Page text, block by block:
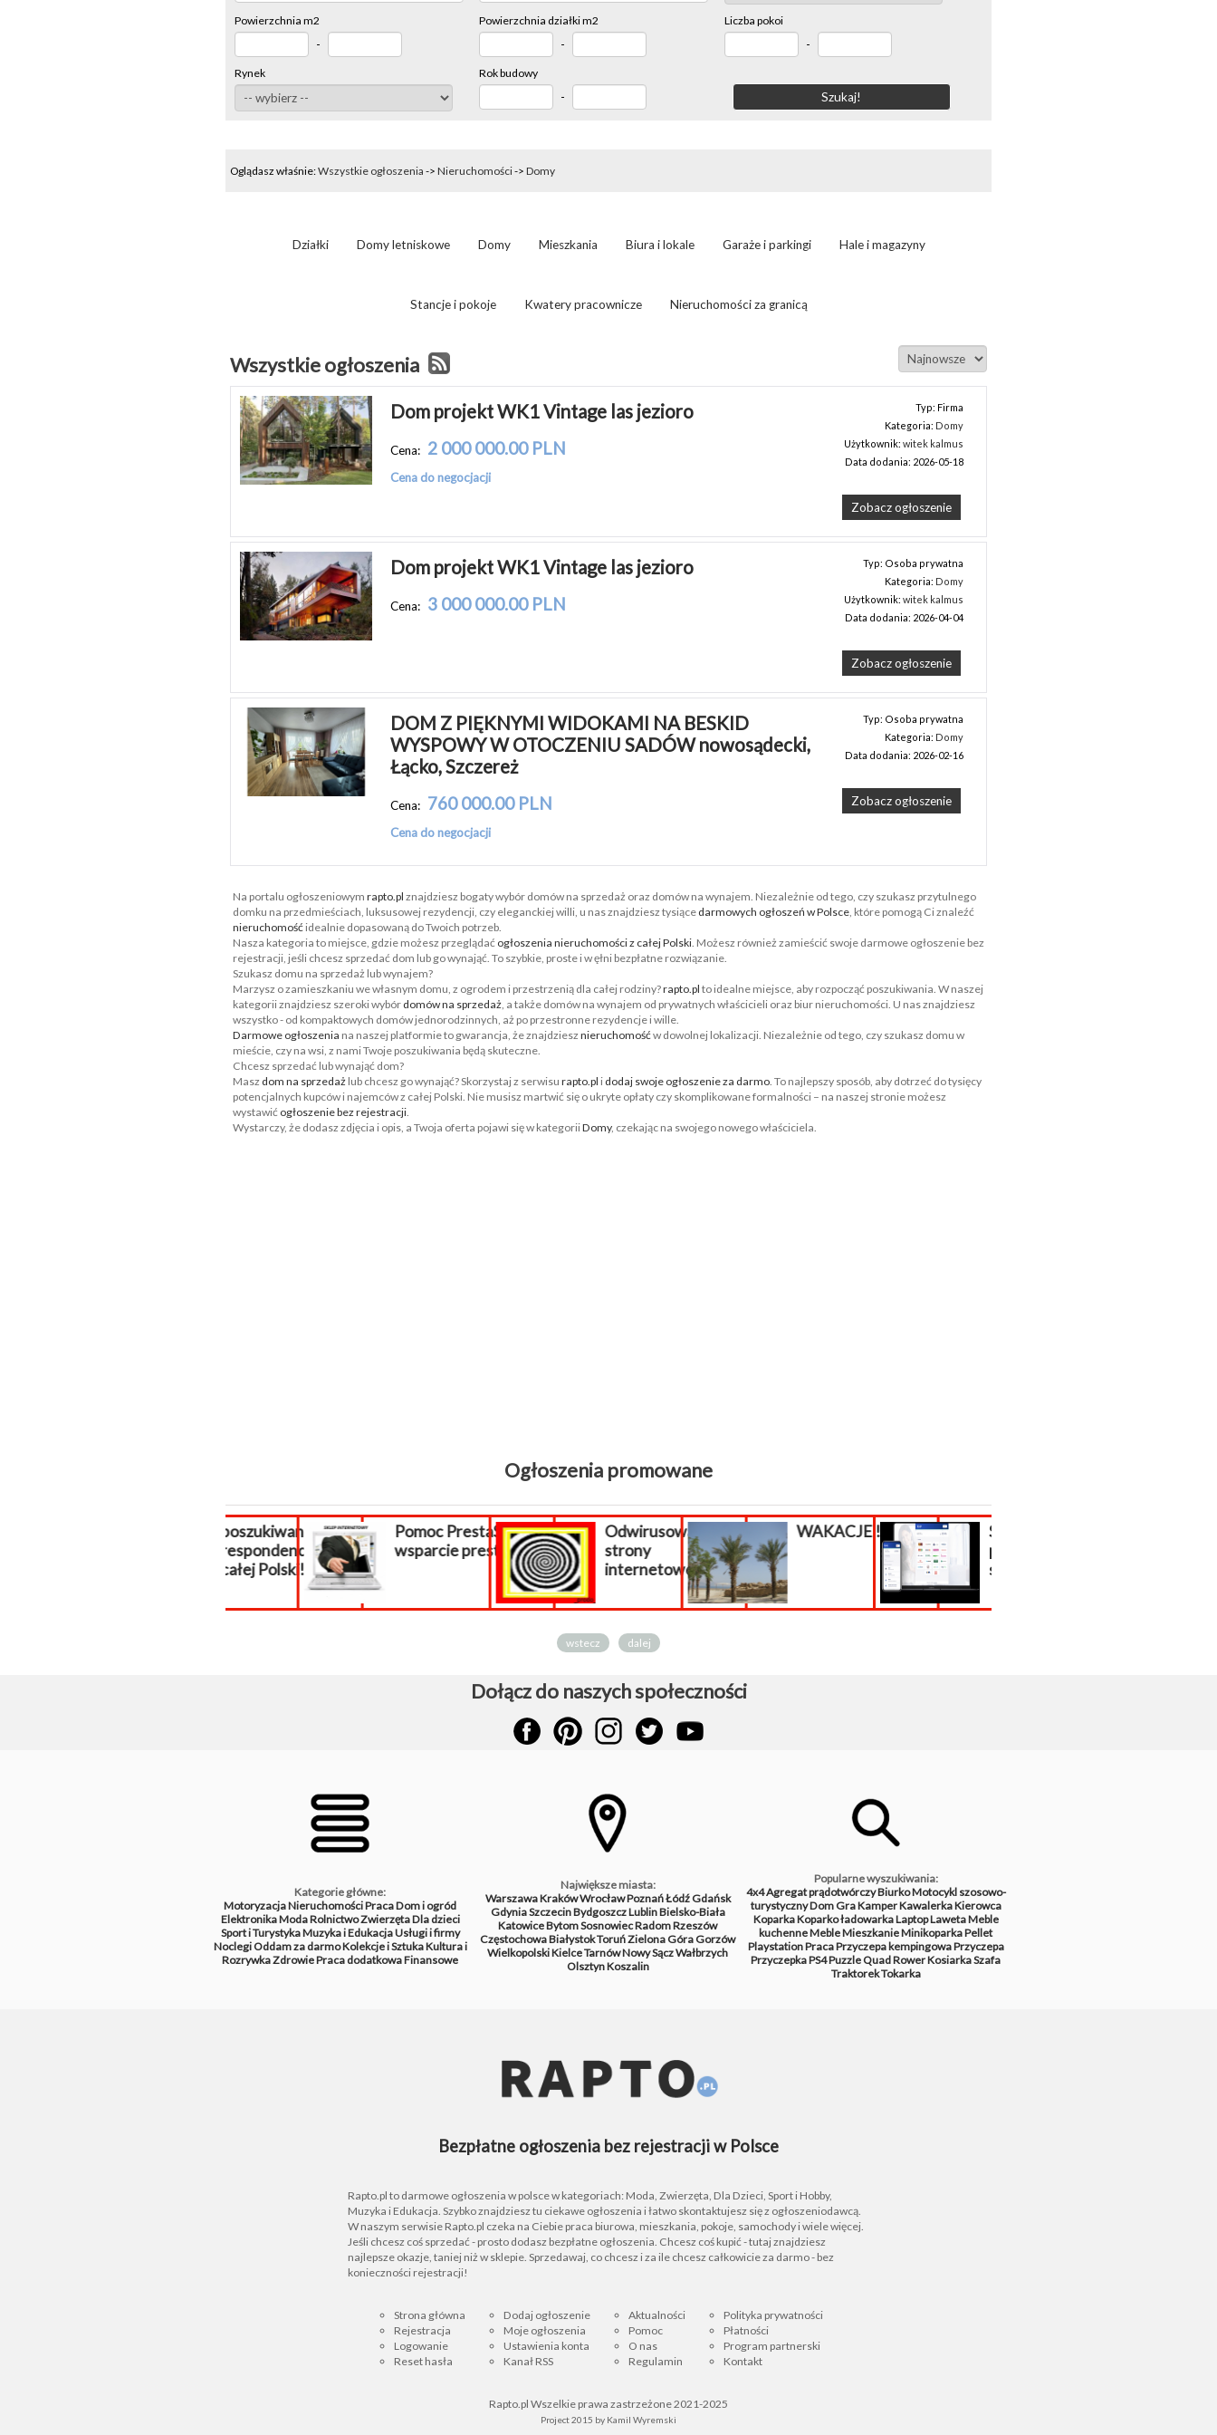
Powierzchnia m2
-
Powierzchnia działki m2
-
Liczba pokoi
-
Rynek Rok budowy
-
Oglądasz właśnie:Wszystkie ogłoszenia -> Nieruchomości-> Domy
Działki Domy letniskowe Domy Mieszkania Biura i lokale Garaże i parkingi Hale i magazyny
Stancje i pokoje Kwatery pracownicze Nieruchomości za granicą
Wszystkie ogłoszenia
Dom projekt WK1 Vintage las jezioro
Cena: 2 000 000.00 PLN
Cena do negocjacji
Typ: Firma
Kategoria: Domy
Użytkownik:witek kalmus
Data dodania: 2026-05-18
Zobacz ogłoszenie
Dom projekt WK1 Vintage las jezioro
Cena: 3 000 000.00 PLN
Typ: Osoba prywatna
Kategoria: Domy
Użytkownik:witek kalmus
Data dodania: 2026-04-04
Zobacz ogłoszenie
DOM Z PIĘKNYMI WIDOKAMI NA BESKID
WYSPOWY W OTOCZENIU SADÓW nowosądecki,
Łącko, Szczereż
Cena: 760 000.00 PLN
Cena do negocjacji
Typ: Osoba prywatna
Kategoria: Domy
Data dodania: 2026-02-16
Zobacz ogłoszenie
Na portalu ogłoszeniowym rapto.pl znajdziesz bogaty wybór domów na sprzedaż oraz domów na wynajem. Niezależnie od tego, czy szukasz przytulnego
domku na przedmieściach, luksusowej rezydencji, czy eleganckiej willi, u nas znajdziesz tysiące darmowych ogłoszeń w Polsce, które pomogą Ci znaleźć
nieruchomośćidealnie dopasowaną do Twoich potrzeb.
Nasza kategoria to miejsce, gdzie możesz przeglądać ogłoszenia nieruchomości z całej Polski. Możesz również zamieścić swoje darmowe ogłoszenie bez
rejestracji, jeśli chcesz sprzedać dom lub go wynająć. To szybkie, proste i w ęłni bezpłatne rozwiązanie.
Szukasz domu na sprzedaż lub wynajem?
Marzysz o zamieszkaniu we własnym domu, z ogrodem i przestrzenią dla całej rodziny?rapto.pl to idealne miejsce, aby rozpocząć poszukiwania. W naszej
kategorii znajdziesz szeroki wybór domów na sprzedaż, a także domów na wynajem od prywatnych właścicieli oraz biur nieruchomości. U nas znajdziesz
wszystko - od kompaktowych domów jednorodzinnych, aż po przestronne rezydencje i wille.
Darmowe ogłoszenia na naszej platformie to gwarancja, że znajdziesznieruchomośćw dowolnej lokalizacji. Niezależnie od tego, czy szukasz domu w
mieście, czy na wsi, z nami Twoje poszukiwania będą skuteczne.
Chcesz sprzedać lub wynająć dom?
Masz dom na sprzedażlub chcesz go wynająć? Skorzystaj z serwisu rapto.pl i dodaj swoje ogłoszenie za darmo. To najlepszy sposób, aby dotrzeć do tysięcy
potencjalnych kupców i najemców z całej Polski. Nie musisz martwić się o ukryte opłaty czy skomplikowane formalności – na naszej stronie możesz
wystawić ogłoszenie bez rejestracji.
Wystarczy, że dodasz zdjęcia i opis, a Twoja oferta pojawi się w kategoriiDomy, czekając na swojego nowego właściciela.
Ogłoszenia promowane
poszukiwani
respondenci z
całej Polski!
Pomoc PrestaShop,
wsparcie prestashop
Odwirusowanie
strony
internetowej...
WAKACJE !!!
Sklep internetowy
płatności do
sklepu...
wstecz dalej
Dołącz do naszych społeczności
Kategorie główne:
MotoryzacjaNieruchomościPracaDom i ogród
ElektronikaModaRolnictwoZwierzętaDla dzieci
Sport i TurystykaMuzyka i EdukacjaUsługi i firmy
NoclegiOddam za darmoKolekcje i SztukaKultura i
RozrywkaZdrowiePraca dodatkowaFinansowe
Największe miasta:
WarszawaKrakówWrocławPoznańŁódźGdańsk
GdyniaSzczecinBydgoszczLublinBielsko-Biała
KatowiceBytomSosnowiecRadomRzeszów
CzęstochowaBiałystokToruńZielona GóraGorzów
WielkopolskiKielceTarnówNowy SączWałbrzych
OlsztynKoszalin
Popularne wyszukiwania:
4x4Agregat prądotwórczyBiurkoMotocykl szosowo-
turystycznyDomGraKamperKawalerkaKierowca
KoparkaKoparko ładowarkaLaptopLawetaMeble
kuchenneMebleMieszkanieMinikoparkaPellet
PlaystationPracaPrzyczepa kempingowaPrzyczepa
PrzyczepkaPS4PuzzleQuadRowerKosiarkaSzafa
TraktorekTokarka
Bezpłatne ogłoszenia bez rejestracji w Polsce
Rapto.pl to darmowe ogłoszenia w polsce w kategoriach: Moda, Zwierzęta, Dla Dzieci, Sport i Hobby,
Muzyka i Edukacja. Szybko znajdziesz tu ciekawe ogłoszenia i łatwo skontaktujesz się z ogłoszeniodawcą.
W naszym serwisie Rapto.pl czeka na Ciebie praca biurowa, mieszkania, pokoje, samochody i wiele więcej.
Jeśli chcesz coś sprzedać - prosto dodasz bezpłatne ogłoszenia. Chcesz coś kupić - tutaj znajdziesz
najlepsze okazje, taniej niż w sklepie. Sprzedawaj, co chcesz i za ile chcesz całkowicie za darmo - bez
konieczności rejestracji!
Strona główna
Rejestracja
Logowanie
Reset hasła
Dodaj ogłoszenie
Moje ogłoszenia
Ustawienia konta
Kanał RSS
Aktualności
Pomoc
O nas
Regulamin
Polityka prywatności
Płatności
Program partnerski
Kontakt
Rapto.pl Wszelkie prawa zastrzeżone 2021-2025
Project 2015 by Kamil Wyremski